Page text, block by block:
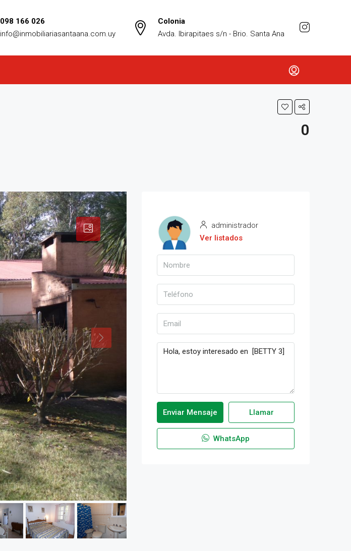
098 166 026
info@inmobiliariasantaana.com.uy
Colonia
Avda. Ibirapitaes s/n - Brio. Santa Ana
0
administrador
Ver listados
Enviar Mensaje Llamar
WhatsApp